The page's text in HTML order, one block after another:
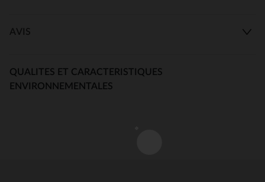
AVIS
QUALITES ET CARACTERISTIQUES
ENVIRONNEMENTALES